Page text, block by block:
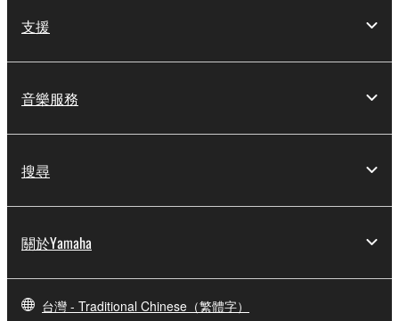
支援
音樂服務
搜尋
關於Yamaha
台灣 - Traditional Chinese（繁體字）